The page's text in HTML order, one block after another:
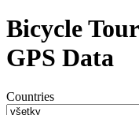
Bicycle
GPS Data
Countries